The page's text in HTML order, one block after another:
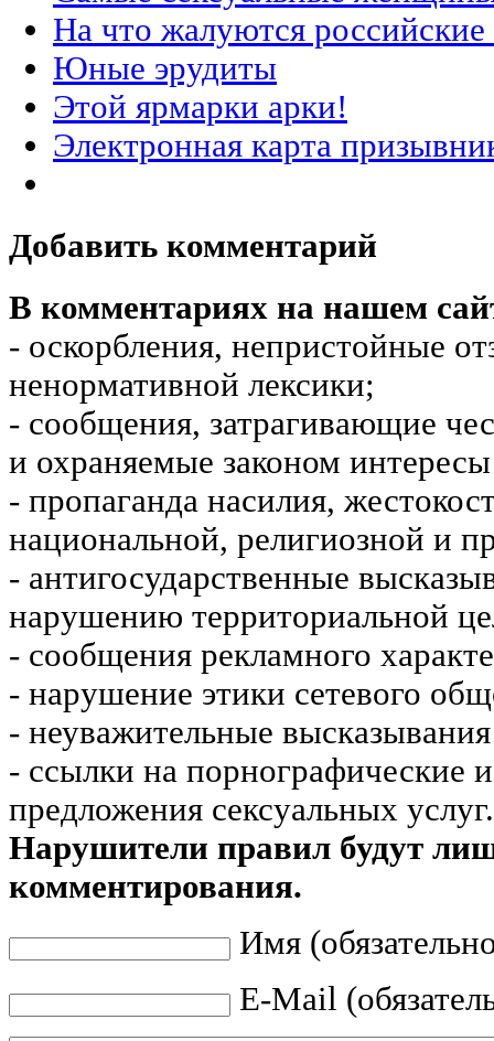
На что жалуются
Юные эрудиты
Этой ярмарки арки!
Электронная карта
Добавить комментарий
В комментариях на нашем
- оскорбления, непристойные
ненормативной лексики;
- сообщения, затрагивающие
и охраняемые законом
- пропаганда насилия,
национальной, религиозной и
- антигосударственные
нарушению территориальной
- сообщения рекламного
- нарушение этики сетевого
- неуважительные
- ссылки на порнографические
предложения сексуальных услуг.
Нарушители правил будут
комментирования.
Имя
E-Mail